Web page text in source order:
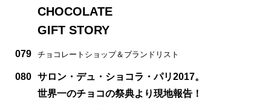
CHOCOLATE
GIFT STORY
079 チョコレートショップ＆ブランドリスト
080 サロン・デュ・ショコラ・パリ2017。
世界一のチョコの祭典より現地報告！